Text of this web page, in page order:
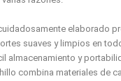
elaborado
suaves y limpios en
almacenamiento y
combina materiales de